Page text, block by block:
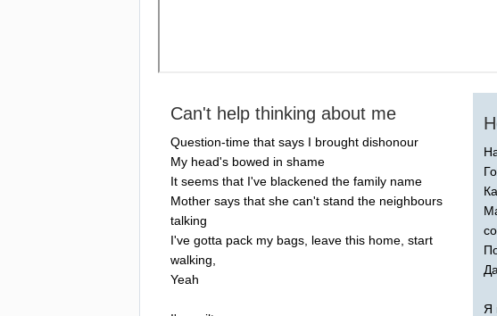
Can't help thinking about me
Question-time that says I brought dishonour
My head's bowed in shame
It seems that I've blackened the family name
Mother says that she can't stand the neighbours
talking
I've gotta pack my bags leave this home start
walking
Yeah
Да.
Я